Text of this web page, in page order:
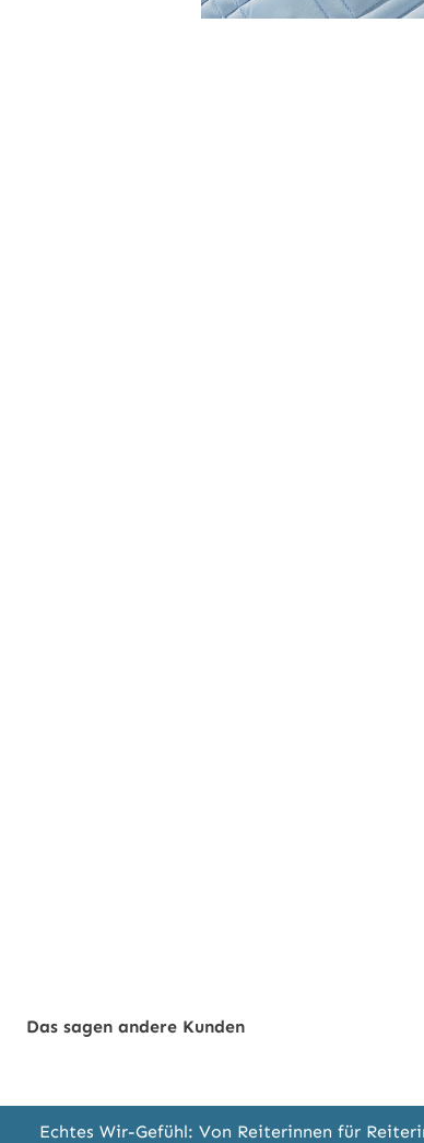
Das sagen andere Kunden
Echtes Wir-Gefühl: Von Reiterinnen für